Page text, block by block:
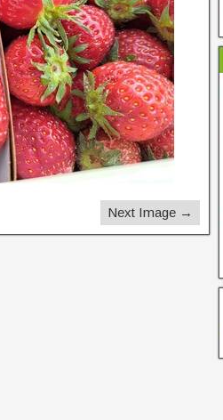
Next Image →